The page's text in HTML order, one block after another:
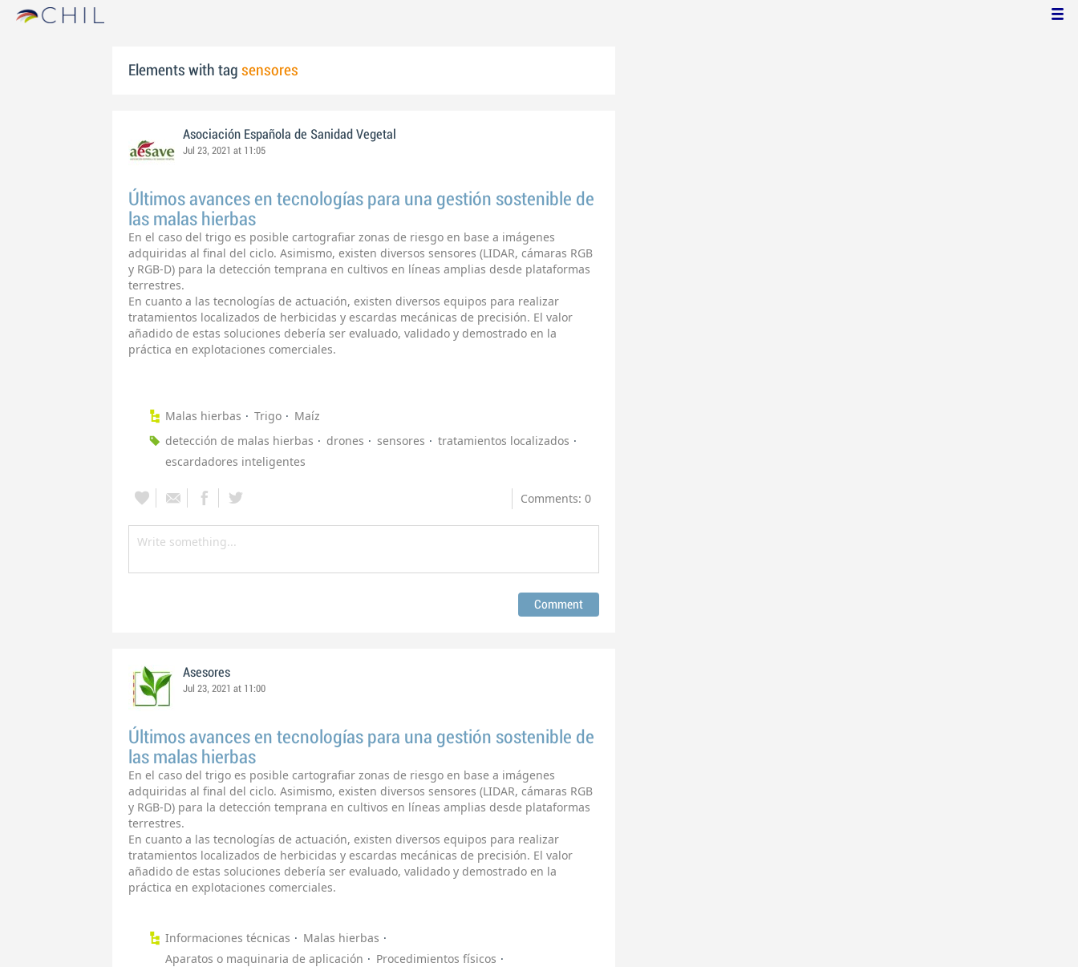
Elements with tag sensores
Asociación Española de Sanidad Vegetal
Jul 23, 2021 at 11:05
Últimos avances en tecnologías para una gestión sostenible de
las malas hierbas
En el caso del trigo es posible cartografiar zonas de riesgo en base a imágenes
adquiridas al final del ciclo. Asimismo, existen diversos sensores (LIDAR, cámaras RGB
y RGB-D) para la detección temprana en cultivos en líneas amplias desde plataformas
terrestres.
En cuanto a las tecnologías de actuación, existen diversos equipos para realizar
tratamientos localizados de herbicidas y escardas mecánicas de precisión. El valor
añadido de estas soluciones debería ser evaluado, validado y demostrado en la
práctica en explotaciones comerciales.
Malas hierbas Trigo
Maíz
detección de malas hierbas
drones sensores
tratamientos localizados
escardadores inteligentes
Comments: 0
Asesores
Jul 23, 2021 at 11:00
Últimos avances en tecnologías para una gestión sostenible de
las malas hierbas
En el caso del trigo es posible cartografiar zonas de riesgo en base a imágenes
adquiridas al final del ciclo. Asimismo, existen diversos sensores (LIDAR, cámaras RGB
y RGB-D) para la detección temprana en cultivos en líneas amplias desde plataformas
terrestres.
En cuanto a las tecnologías de actuación, existen diversos equipos para realizar
tratamientos localizados de herbicidas y escardas mecánicas de precisión. El valor
añadido de estas soluciones debería ser evaluado, validado y demostrado en la
práctica en explotaciones comerciales.
Informaciones técnicas
Malas hierbas
Aparatos o maquinaria de aplicación
Procedimientos físicos